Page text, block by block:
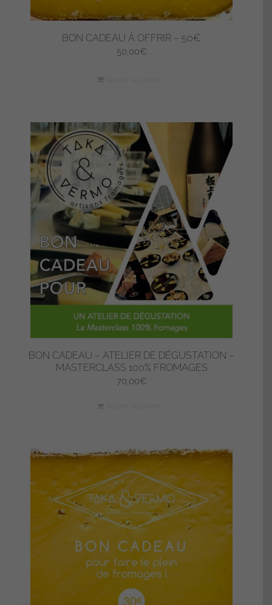
BON CADEAU À OFFRIR – 50€
50,00€
BON CADEAU – ATELIER DE DÉGUSTATION –
MASTERCLASS 100% FROMAGES
70,00€